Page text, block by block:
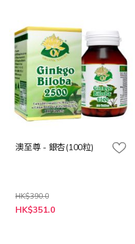
澳至尊 - 銀杏(100粒)
HK$390.0
特
殊
HK$351.0